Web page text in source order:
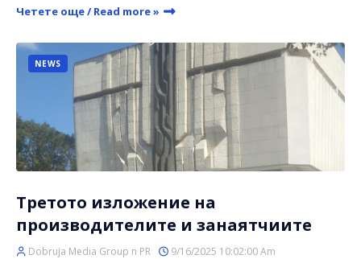
Четете още / Read more »
NEWS
Третото изложение на
производителите и занаятчиите
Dobruja Media Group n PR 9/16/2025 10:02:00 Am